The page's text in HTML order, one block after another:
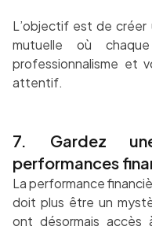
L’objectif est de créer
mutuelle où
professionnalisme et
attentif.
7. Gardez
performances
La performance
doit plus être un
ont désormais accès